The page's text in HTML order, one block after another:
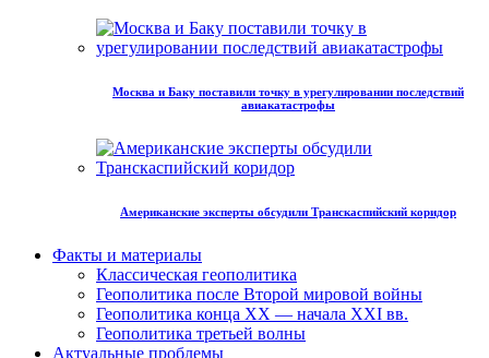
Москва и Баку поставили точку в урегулировании последствий
авиакатастрофы
Американские эксперты обсудили Транскаспийский коридор
Факты и материалы
Классическая геополитика
Геополитика после Второй мировой войны
Геополитика конца XX — начала XXI вв.
Геополитика третьей волны
Актуальные проблемы